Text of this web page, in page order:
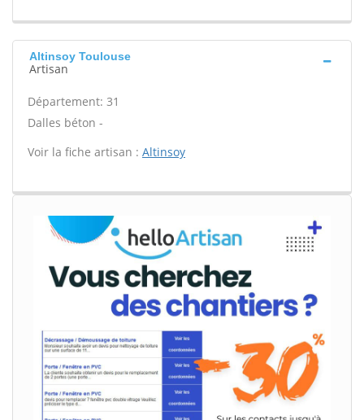
Altinsoy Toulouse
Artisan
Département: 31
Dalles béton -
Voir la fiche artisan : Altinsoy